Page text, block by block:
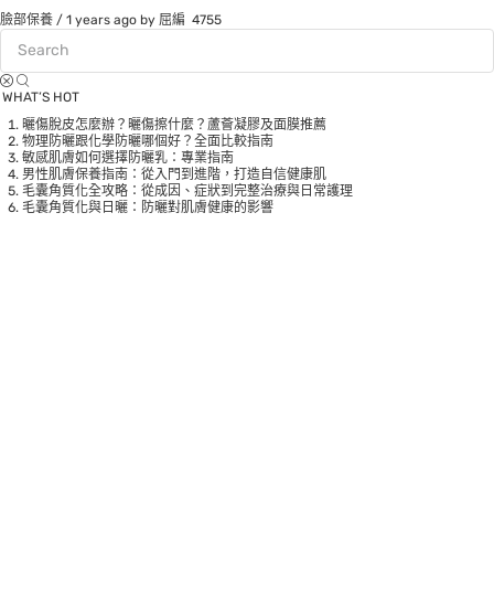
臉部保養 / 1 years ago by 屈編 4755
WHAT’S HOT
曬傷脫皮怎麼辦？曬傷擦什麼？蘆薈凝膠及面膜推薦
物理防曬跟化學防曬哪個好？全面比較指南
敏感肌膚如何選擇防曬乳：專業指南
男性肌膚保養指南：從入門到進階，打造自信健康肌
毛囊角質化全攻略：從成因、症狀到完整治療與日常護理
毛囊角質化與日曬：防曬對肌膚健康的影響